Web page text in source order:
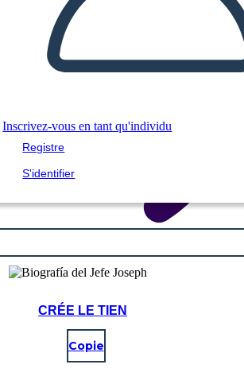
Inscrivez-vous en tant qu'individu
Registre
S'identifier
CRÉE LE TIEN
Copie